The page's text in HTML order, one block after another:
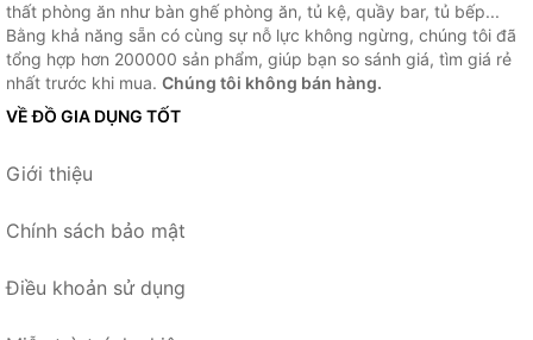
thất phòng ăn như bàn ghế phòng ăn, tủ kệ, quầy bar, tủ bếp...
Bằng khả năng sẵn có cùng sự nỗ lực không ngừng, chúng tôi đã
tổng hợp hơn 200000 sản phẩm, giúp bạn so sánh giá, tìm giá rẻ
nhất trước khi mua. Chúng tôi không bán hàng.
VỀ ĐỒ GIA DỤNG TỐT
Giới thiệu
Chính sách bảo mật
Điều khoản sử dụng